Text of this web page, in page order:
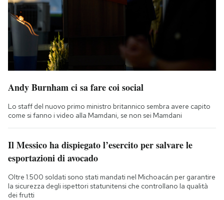
Andy Burnham ci sa fare coi social
Lo staff del nuovo primo ministro britannico sembra avere capito
come si fanno i video alla Mamdani, se non sei Mamdani
Il Messico ha dispiegato l’esercito per salvare le
esportazioni di avocado
Oltre 1.500 soldati sono stati mandati nel Michoacán per garantire
la sicurezza degli ispettori statunitensi che controllano la qualità
dei frutti